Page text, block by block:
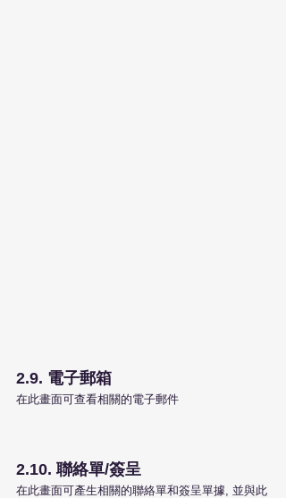
2.9. 電子郵箱
在此畫面可查看相關的電子郵件
2.10. 聯絡單/簽呈
在此畫面可產生相關的聯絡單和簽呈單據, 並與此